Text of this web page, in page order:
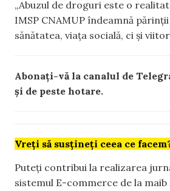
„Abuzul de droguri este o
IMSP CNAMUP îndeamnă
sănătatea, viaţa socială, ci şi
Abonați-vă la canalul de
și de peste hotare.
Vreți să susțineți ceea ce
Puteți contribui la realizarea
sistemul E-commerce de la